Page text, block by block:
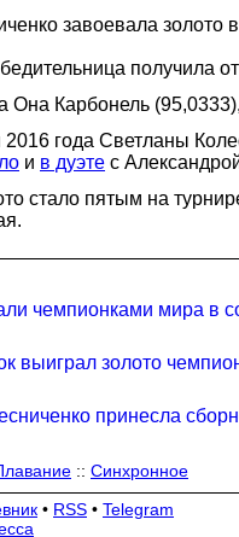
завоевала золото
получила
Она Карбонель
года Светланы
и в дуэте с
стало пятым на
чемпионками мира в
выиграл золото
принесла
:: Синхронное
• RSS • Telegram